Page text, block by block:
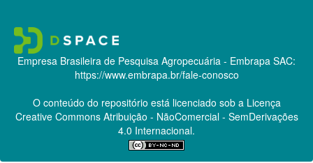
Empresa Brasileira de Pesquisa Agropecuária - Embrapa SAC:
https://www.embrapa.br/fale-conosco
O conteúdo do repositório está licenciado sob a Licença
Creative CommonsAtribuição - NãoComercial - SemDerivações
4.0 Internacional.